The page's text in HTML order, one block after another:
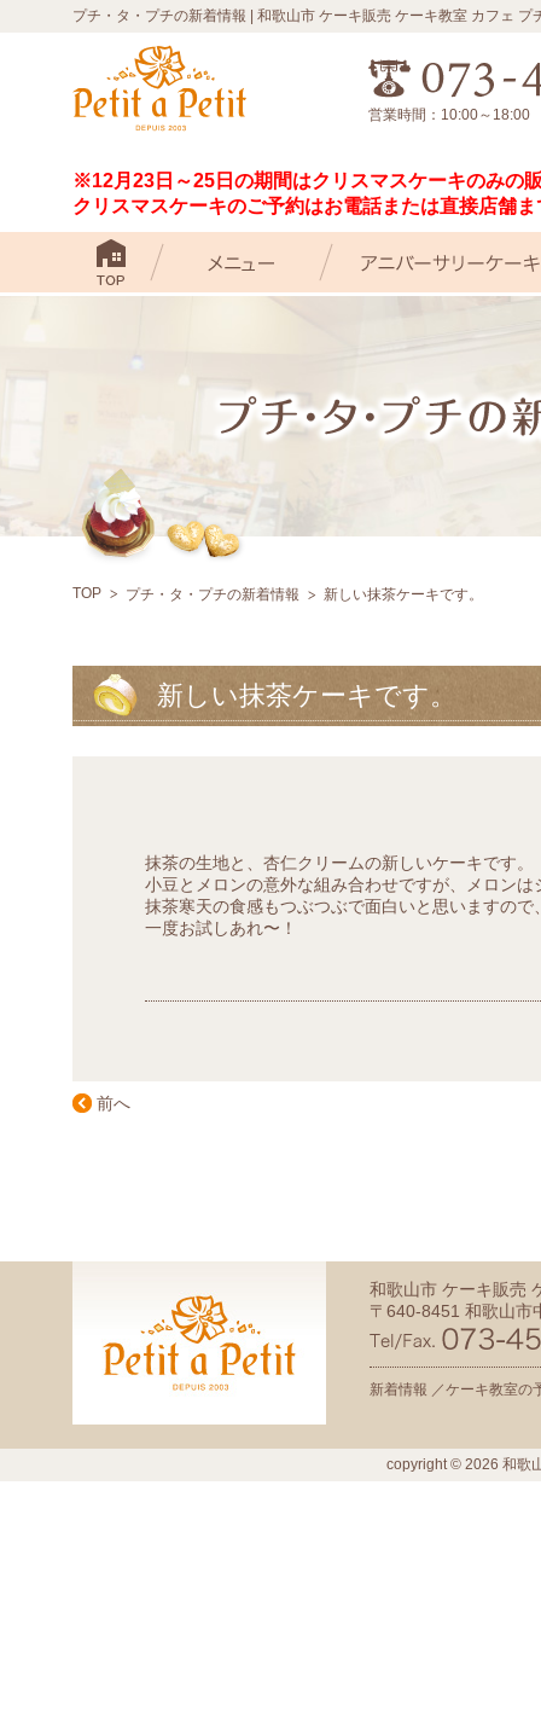
プチ・タ・プチの新着情報 | 和歌山市 ケーキ販売 ケーキ教室 カフェ プ
営業時間：10:00～18:00
※12月23日～25日の期間はクリスマスケーキのみの
クリスマスケーキのご予約はお電話または直接店舗
TOP プチ・タ・プチの新着情報 新しい抹茶ケーキです。
新しい抹茶ケーキです。
抹茶の生地と、杏仁クリームの新しいケーキです。
小豆とメロンの意外な組み合わせですが、メロン
抹茶寒天の食感もつぶつぶで面白いと思いますので
一度お試しあれ〜！
前へ
和歌山市 ケーキ販売
〒640-8451 和歌山市
新着情報 ／ケーキ教室の
copyright © 2026 和歌